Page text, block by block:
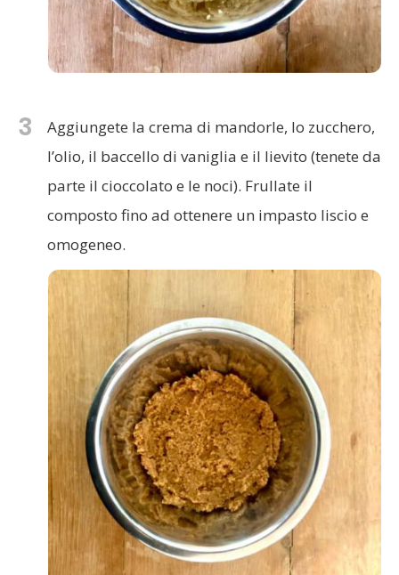
3
Aggiungete la crema di mandorle, lo zucchero,
l’olio, il baccello di vaniglia e il lievito (tenete da
parte il cioccolato e le noci). Frullate il
composto fino ad ottenere un impasto liscio e
omogeneo.